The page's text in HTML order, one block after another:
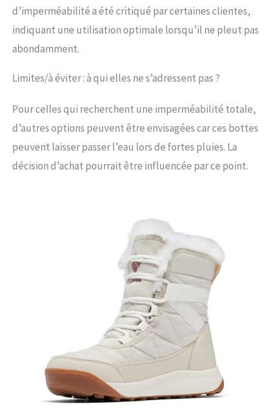
d’imperméabilité a été critiqué par certaines clientes,
indiquant une utilisation optimale lorsqu’il ne pleut pas
abondamment.
Limites/à éviter : à qui elles ne s’adressent pas ?
Pour celles qui recherchent une imperméabilité totale,
d’autres options peuvent être envisagées car ces bottes
peuvent laisser passer l’eau lors de fortes pluies. La
décision d’achat pourrait être influencée par ce point.